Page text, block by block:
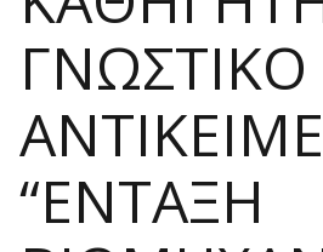
ΓΝΩΣΤΙΚΟ
“ΕΝΤΑΞΗ